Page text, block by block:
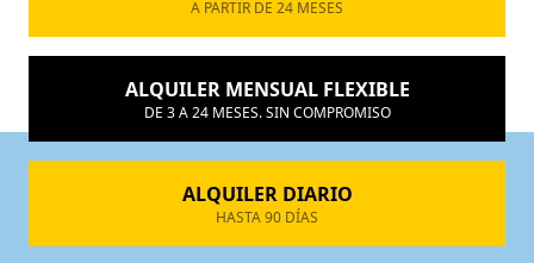
A PARTIR DE 24 MESES
ALQUILER MENSUAL FLEXIBLE
DE 3 A 24 MESES. SIN COMPROMISO
ALQUILER DIARIO
HASTA 90 DÍAS